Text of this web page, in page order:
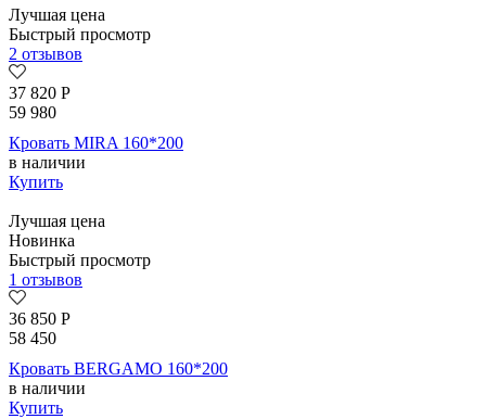
Лучшая цена
Быстрый просмотр
2 отзывов
37 820 Р
59 980
Кровать MIRA 160*200
в наличии
Купить
Лучшая цена
Новинка
Быстрый просмотр
1 отзывов
36 850 Р
58 450
Кровать BERGAMO 160*200
в наличии
Купить